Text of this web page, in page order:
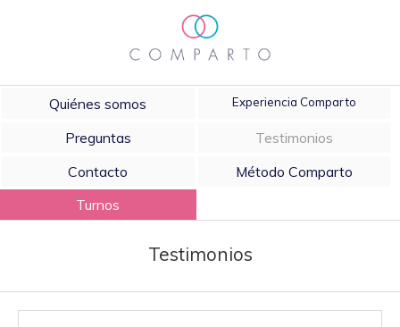
Quiénes somos Experiencia Comparto
Preguntas
Testimonios
Contacto
Método Comparto
Turnos
Testimonios